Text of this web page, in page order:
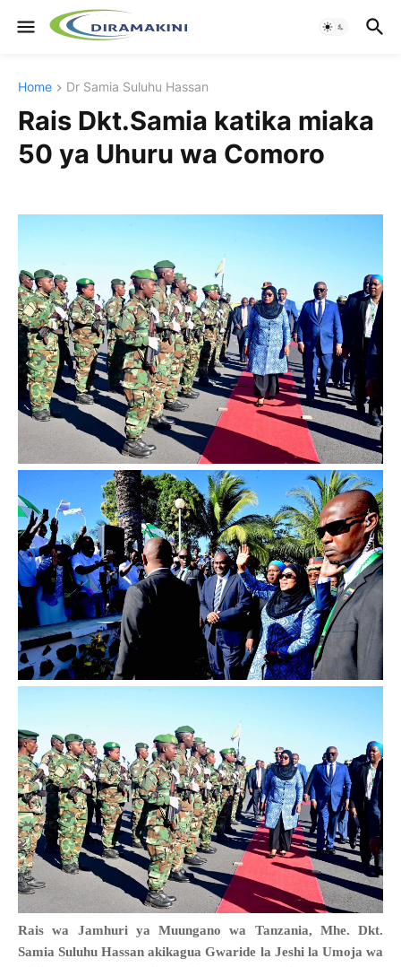
Home Dr Samia Suluhu Hassan
Rais Dkt.Samia katika miaka
50 ya Uhuru wa Comoro
Rais wa Jamhuri ya Muungano wa Tanzania, Mhe. Dkt.
Samia Suluhu Hassan akikagua Gwaride la Jeshi la Umoja wa